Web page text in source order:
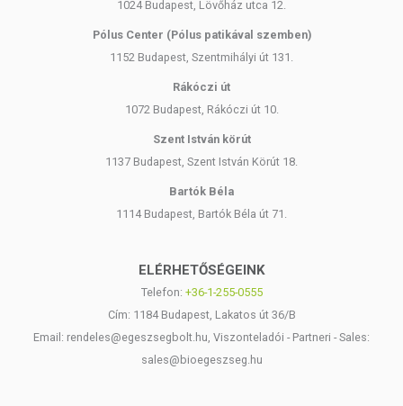
1024 Budapest, Lövőház utca 12.
Pólus Center (Pólus patikával szemben)
1152 Budapest, Szentmihályi út 131.
Rákóczi út
1072 Budapest, Rákóczi út 10.
Szent István körút
1137 Budapest, Szent István Körút 18.
Bartók Béla
1114 Budapest, Bartók Béla út 71.
ELÉRHETŐSÉGEINK
Telefon: +36-1-255-0555
Cím: 1184 Budapest, Lakatos út 36/B
Email: rendeles@egeszsegbolt.hu, Viszonteladói - Partneri - Sales:
sales@bioegeszseg.hu